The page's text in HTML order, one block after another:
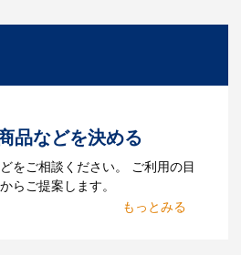
のaiファイ
に掲載され
ルのノベル
品などを決める
をご相談ください。 ご利用の目
らご提案します。